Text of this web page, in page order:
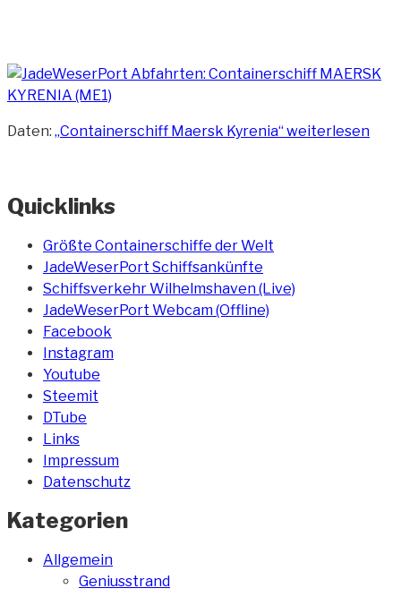
Daten: „Containerschiff Maersk Kyrenia“weiterlesen
Quicklinks
Größte Containerschiffe der Welt
JadeWeserPort Schiffsankünfte
Schiffsverkehr Wilhelmshaven (Live)
JadeWeserPort Webcam (Offline)
Facebook
Instagram
Youtube
Steemit
DTube
Links
Impressum
Datenschutz
Kategorien
Allgemein
Geniusstrand